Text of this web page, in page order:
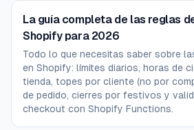
La guía completa de las reglas
Shopify para 2026
Todo lo que necesitas saber sobre
en Shopify: límites diarios, horas de
tienda, topes por cliente (no por
de pedido, cierres por festivos y
checkout con Shopify Functions.